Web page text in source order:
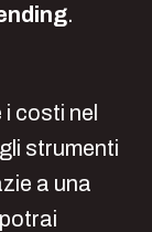
.
costi nel
strumenti
a una